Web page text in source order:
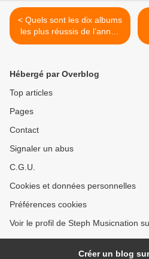
< Quels sont les dix albums
les plus réussis de l’année
2016 !
Hébergé par Overblog
Top articles
Pages
Contact
Signaler un abus
C.G.U.
Cookies et données personnelles
Préférences cookies
Voir le profil de Steph Musicnation
Créer un blog